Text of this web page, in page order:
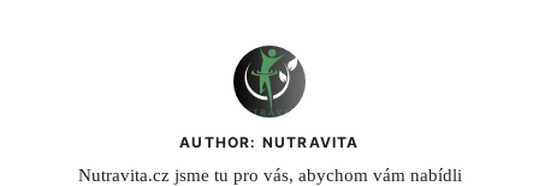
AUTHOR: NUTRAVITA
Nutravita.cz jsme tu pro vás, abychom vám nabídli